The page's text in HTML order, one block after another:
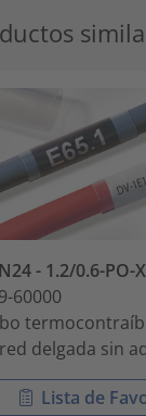
- 1.2/0.6-PO-
60000
delgada sin
Lista de